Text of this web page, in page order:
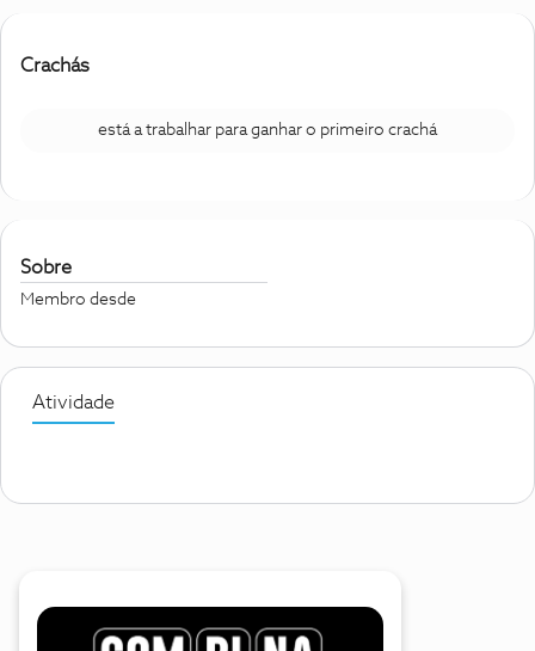
Crachás
está a trabalhar para ganhar o primeiro crachá
Sobre
Membro desde
Atividade